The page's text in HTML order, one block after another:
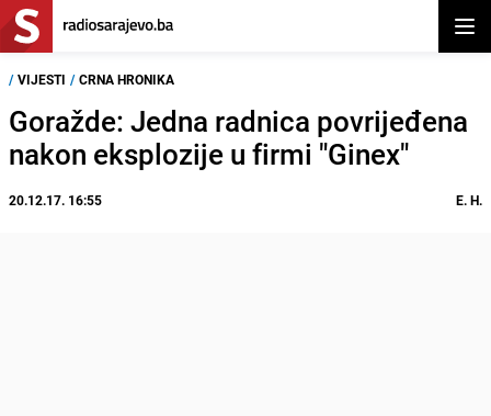
/ VIJESTI / CRNA HRONIKA
Goražde: Jedna radnica povrijeđena
nakon eksplozije u firmi "Ginex"
20.12.17. 16:55 E. H.